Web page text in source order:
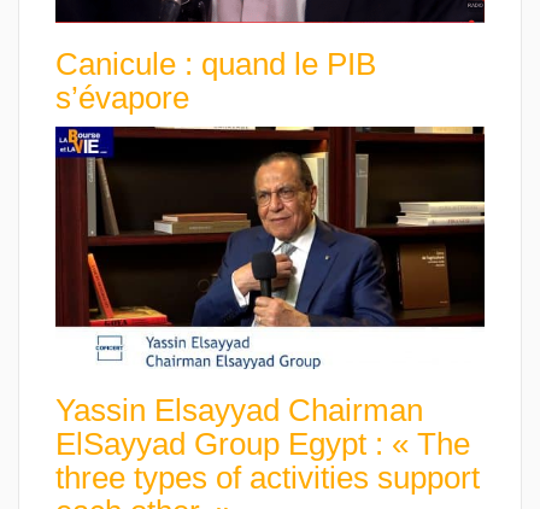
Canicule : quand le PIB
s’évapore
Yassin Elsayyad Chairman
ElSayyad Group Egypt : « The
three types of activities support